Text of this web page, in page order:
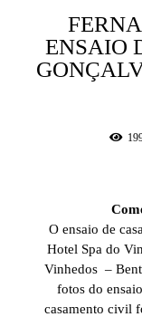
ENSAIO
O ensaio de
Hotel Spa do
Vinhedos –
fotos do
casamento civil